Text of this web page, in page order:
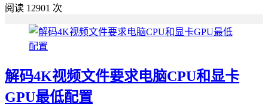
阅读 12901 次
解码4K视频文件要求电脑CPU和显卡
GPU最低配置